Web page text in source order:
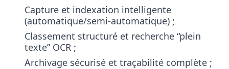
Capture et indexation intelligente
(automatique/semi-automatique) ;
Classement structuré et recherche “plein
texte” OCR ;
Archivage sécurisé et traçabilité complète ;